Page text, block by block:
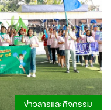
ข่าวสารและกิจกรรม